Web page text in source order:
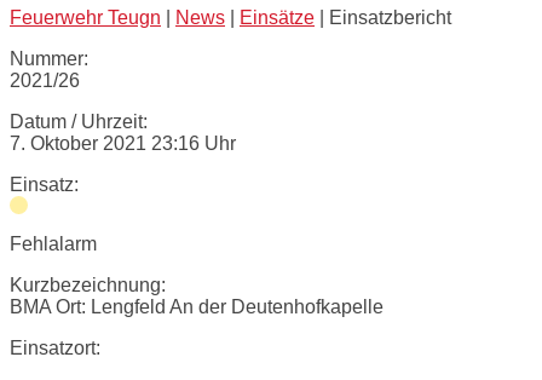
Feuerwehr Teugn News Einsätze
Einsatzbericht
Nummer:
2021/26
Datum / Uhrzeit:
7. Oktober 2021 23:16 Uhr
Einsatz:
Fehlalarm
Kurzbezeichnung:
BMA Ort: Lengfeld An der Deutenhofkapelle
Einsatzort: